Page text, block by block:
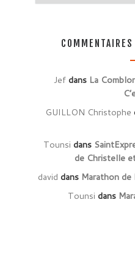
Jef dans La
GUILLON Christophe
Tounsi dans
de Christelle
david dans Marathon de
Tounsi dans